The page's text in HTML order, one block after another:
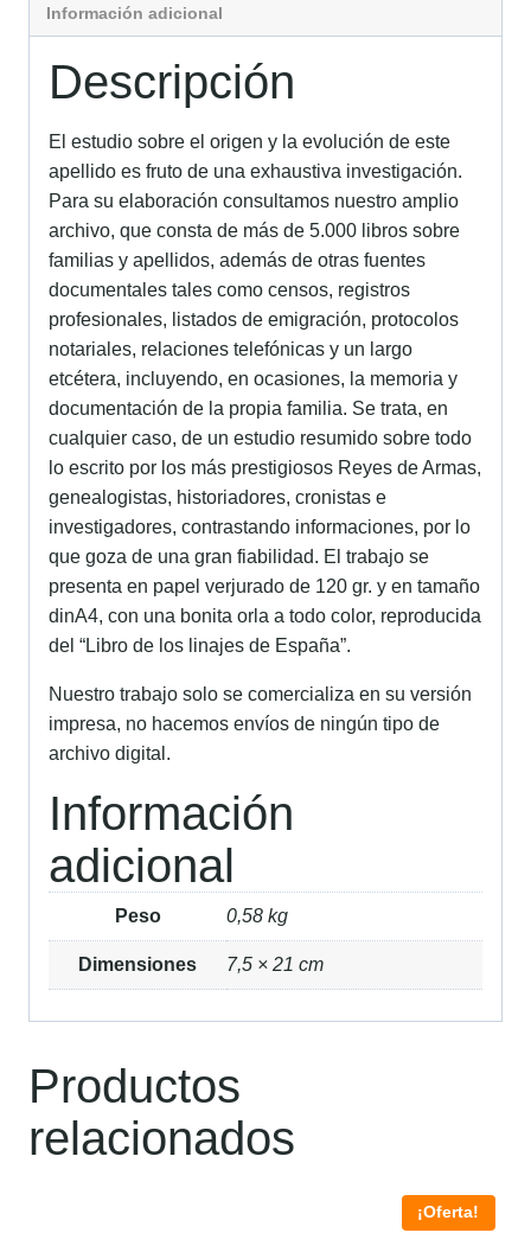
Información adicional
Descripción
El estudio sobre el origen y la evolución de este
apellido es fruto de una exhaustiva investigación.
Para su elaboración consultamos nuestro amplio
archivo, que consta de más de 5.000 libros sobre
familias y apellidos, además de otras fuentes
documentales tales como censos, registros
profesionales, listados de emigración, protocolos
notariales, relaciones telefónicas y un largo
etcétera, incluyendo, en ocasiones, la memoria y
documentación de la propia familia. Se trata, en
cualquier caso, de un estudio resumido sobre todo
lo escrito por los más prestigiosos Reyes de Armas,
genealogistas, historiadores, cronistas e
investigadores, contrastando informaciones, por lo
que goza de una gran fiabilidad. El trabajo se
presenta en papel verjurado de 120 gr. y en tamaño
dinA4, con una bonita orla a todo color, reproducida
del “Libro de los linajes de España”.
Nuestro trabajo solo se comercializa en su versión
impresa, no hacemos envíos de ningún tipo de
archivo digital.
Información
adicional
Peso 0,58 kg
Dimensiones 7,5 × 21 cm
Productos
relacionados
¡Oferta!